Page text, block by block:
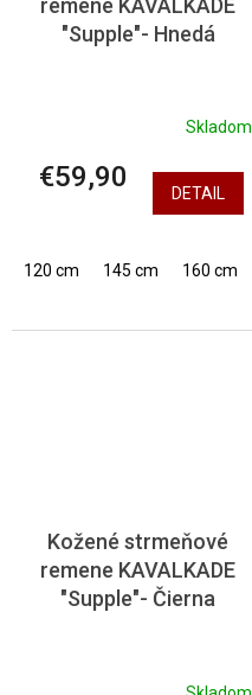
"Supple"- Hnedá
Skladom
€59,90 DETAIL
120 cm 145 cm 160 cm
Kožené strmeňové
remene KAVALKADE
"Supple"- Čierna